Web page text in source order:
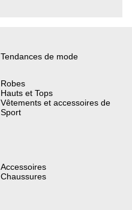
Tendances de mode
Robes
Hauts et Tops
Vêtements et accessoires de
Sport
Accessoires
Chaussures